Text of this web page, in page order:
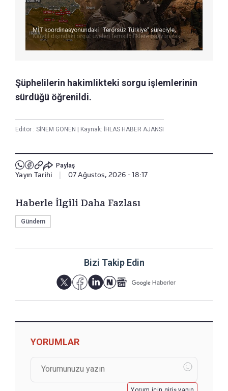
Şüphelilerin hakimlikteki sorgu işlemlerinin
sürdüğü öğrenildi.
Editör : SİNEM GÖNEN | Kaynak: İHLAS HABER AJANSI
Paylaş
Yayın Tarihi 07 Ağustos, 2026 - 18:17
Haberle İlgili Daha Fazlası
Gündem
Bizi Takip Edin
YORUMLAR